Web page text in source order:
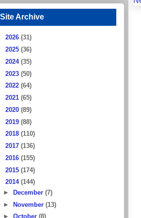
Site Archive
2026 (31)
2025 (36)
2024 (35)
2023 (50)
2022 (64)
2021 (65)
2020 (89)
2019 (88)
2018 (110)
2017 (136)
2016 (155)
2015 (174)
2014 (144)
►
December (7)
► November (13)
► October (8)